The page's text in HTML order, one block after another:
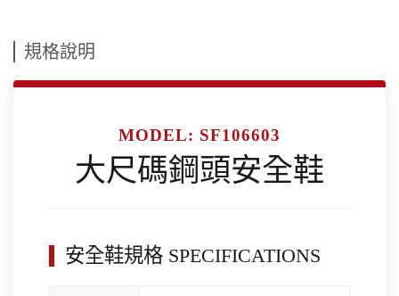
規格說明
MODEL: SF106603
大尺碼鋼頭安全鞋
安全鞋規格 SPECIFICATIONS